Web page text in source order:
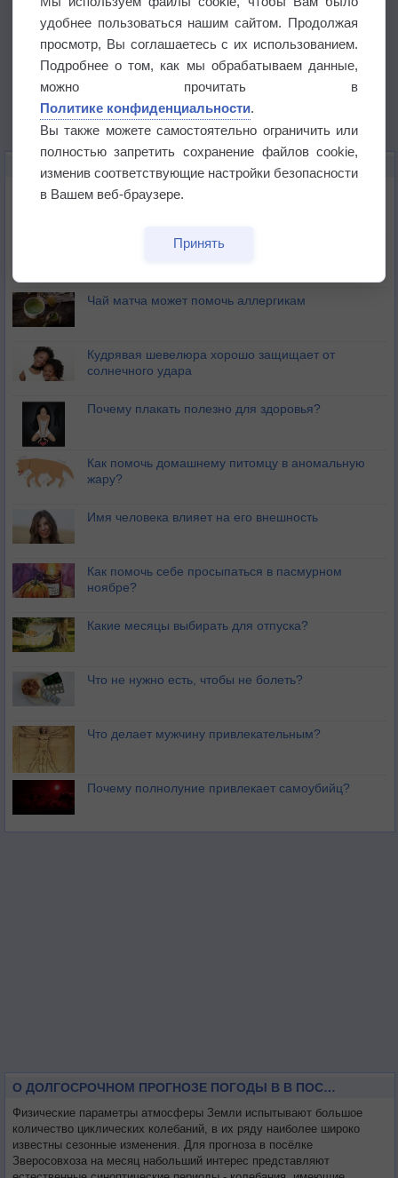
Почему северный загар цветом отличается от
Букет сирени вреден для здоровья
Чай матча может помочь аллергикам
Кудрявая шевелюра хорошо защищает от
солнечного удара
Почему плакать полезно для здоровья?
Как помочь домашнему питомцу в аномальную
жару?
Имя человека влияет на его внешность
Как помочь себе просыпаться в пасмурном
ноябре?
Какие месяцы выбирать для отпуска?
Что не нужно есть, чтобы не болеть?
Что делает мужчину привлекательным?
Почему полнолуние привлекает самоубийц?
О ДОЛГОСРОЧНОМ ПРОГНОЗЕ ПОГОДЫ В В ПОСЁЛКЕ ЗВЕРОСОВХОЗА НА МЕСЯЦ
Физические параметры атмосферы Земли испытывают большое
количество циклических колебаний, в их ряду наиболее широко
известны сезонные изменения. Для прогноза в посёлке
Зверосовхоза на месяц набольший интерес представляют
удобнее пользоваться нашим сайтом. Продолжая
просмотр, Вы соглашаетесь с их использованием.
Подробнее о том, как мы обрабатываем данные,
можно прочитать в
Политике конфиденциальности.
Вы также можете самостоятельно ограничить или
полностью запретить сохранение файлов cookie,
изменив соответствующие настройки безопасности
в Вашем веб-браузере.
Принять